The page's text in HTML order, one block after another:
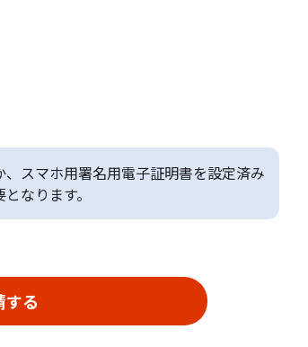
スマホ用署名用電子証明書を設定済み
なります。